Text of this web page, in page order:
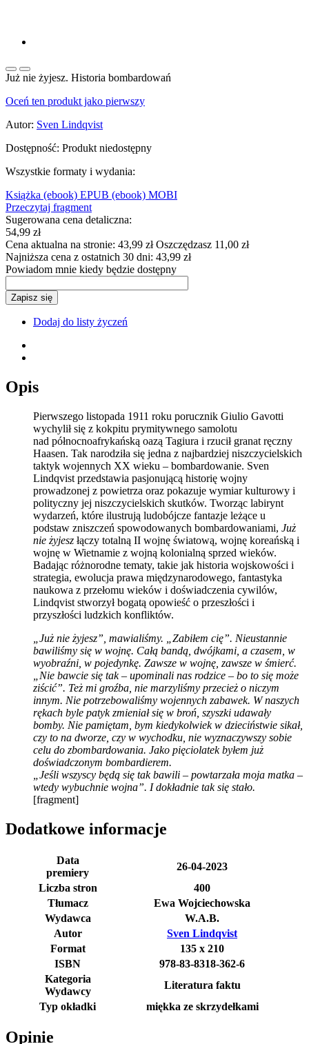
Już nie żyjesz. Historia bombardowań
Oceń ten produkt jako pierwszy
Autor: Sven Lindqvist
Dostępność: Produkt niedostępny
Wszystkie formaty i wydania:
Książka (ebook) EPUB (ebook) MOBI
Przeczytaj fragment
Sugerowana cena detaliczna:
54,99 zł
Cena aktualna na stronie: 43,99 złOszczędzasz 11,00 zł
Najniższa cena z ostatnich 30 dni: 43,99 zł
Powiadom mnie kiedy będzie dostępny
Zapisz się
Dodaj do listy życzeń
Opis
Pierwszego listopada 1911 roku porucznik Giulio Gavotti
wychylił się z kokpitu prymitywnego samolotu
nad północnoafrykańską oazą Tagiura i rzucił granat ręczny
Haasen. Tak narodziła się jedna z najbardziej niszczycielskich
taktyk wojennych XX wieku – bombardowanie. Sven
Lindqvist przedstawia pasjonującą historię wojny
prowadzonej z powietrza oraz pokazuje wymiar kulturowy i
polityczny jej niszczycielskich skutków. Tworząc labirynt
wydarzeń, które ilustrują ludobójcze fantazje leżące u
podstaw zniszczeń spowodowanych bombardowaniami, Już
nie żyjesz łączy totalną II wojnę światową, wojnę koreańską i
wojnę w Wietnamie z wojną kolonialną sprzed wieków.
Badając różnorodne tematy, takie jak historia wojskowości i
strategia, ewolucja prawa międzynarodowego, fantastyka
naukowa z przełomu wieków i doświadczenia cywilów,
Lindqvist stworzył bogatą opowieść o przeszłości i
przyszłości ludzkich konfliktów.
„Już nie żyjesz”, mawialiśmy. „Zabiłem cię”. Nieustannie
bawiliśmy się w wojnę. Całą bandą, dwójkami, a czasem, w
wyobraźni, w pojedynkę. Zawsze w wojnę, zawsze w śmierć.
„Nie bawcie się tak – upominali nas rodzice – bo to się może
ziścić”. Też mi groźba, nie marzyliśmy przecież o niczym
innym. Nie potrzebowaliśmy wojennych zabawek. W naszych
rękach byle patyk zmieniał się w broń, szyszki udawały
bomby. Nie pamiętam, bym kiedykolwiek w dzieciństwie sikał,
czy to na dworze, czy w wychodku, nie wyznaczywszy sobie
celu do zbombardowania. Jako pięciolatek byłem już
doświadczonym bombardierem.
„Jeśli wszyscy będą się tak bawili – powtarzała moja matka –
wtedy wybuchnie wojna”. I dokładnie tak się stało.
[fragment]
Dodatkowe informacje
Data
premiery
26-04-2023
Liczba stron
400
Tłumacz
Ewa Wojciechowska
Wydawca
W.A.B.
Autor
Sven Lindqvist
Format
135 x 210
ISBN
978-83-8318-362-6
Kategoria
Wydawcy
Literatura faktu
Typ okładki
miękka ze skrzydełkami
Opinie